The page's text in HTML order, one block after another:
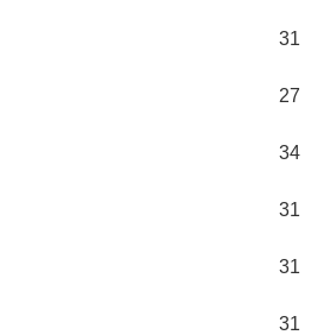
31
27
34
31
31
31